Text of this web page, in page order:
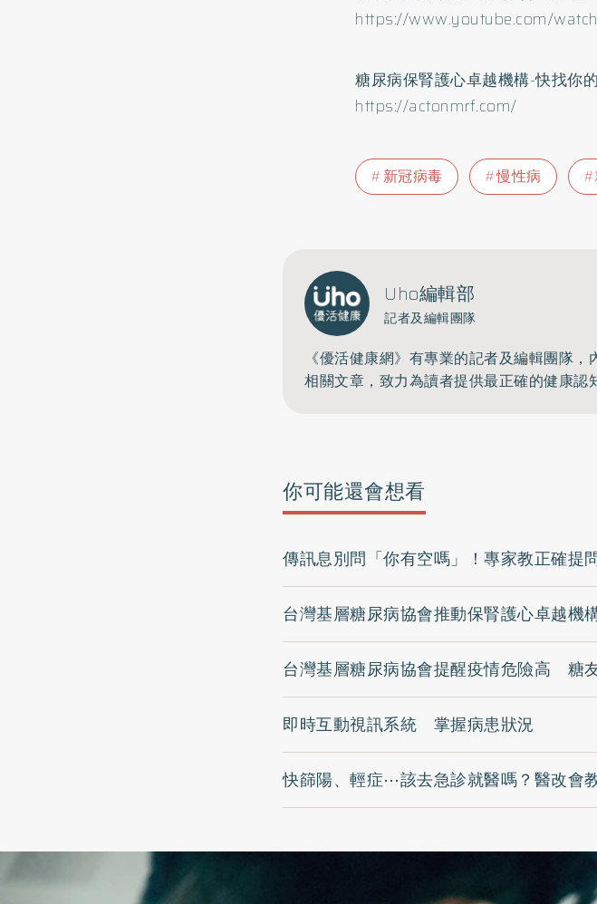
https://www.youtube.com/
糖尿病保腎護心卓越機構-快找你
https://actonmrf.com/
新冠病毒 慢性病
Uho編輯部
記者及編輯團隊
《優活健康網》有專業的記者及編輯團隊
相關文章，致力為讀者提供最正確的健康認
你可能還會想看
傳訊息別問「你有空嗎」！專家教正確提
台灣基層糖尿病協會推動保腎護心卓越機
台灣基層糖尿病協會提醒疫情危險高 糖
即時互動視訊系統 掌握病患狀況
快篩陽、輕症⋯該去急診就醫嗎？醫改會